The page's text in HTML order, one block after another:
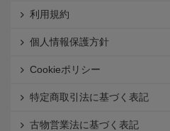
利用規約
個人情報保護方針
Cookieポリシー
特定商取引法に基づく表記
古物営業法に基づく表記